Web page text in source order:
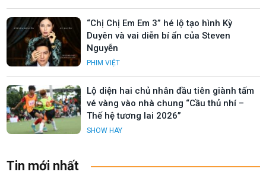
“Chị Chị Em Em 3” hé lộ tạo hình Kỳ
Duyên và vai diễn bí ẩn của Steven
Nguyễn
PHIM VIỆT
Lộ diện hai chủ nhân đầu tiên giành tấm
vé vàng vào nhà chung “Cầu thủ nhí –
Thế hệ tương lai 2026”
SHOW HAY
Tin mới nhất